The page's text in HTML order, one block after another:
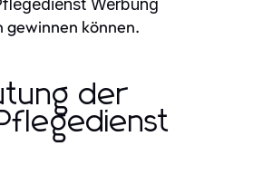
Werbung
können.
der